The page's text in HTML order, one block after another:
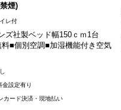
煙)
レ付
ズ社製ベッド幅150ｃｍ1台
■個別空調■加湿機能付き空気
設定有り
カード決済・現地払い